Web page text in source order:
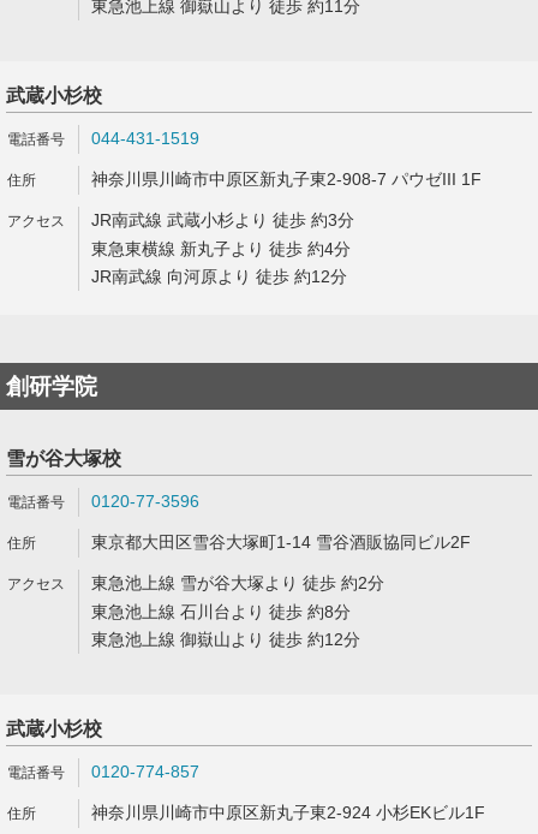
東急池上線 御嶽山より 徒歩 約11分
武蔵小杉校
044-431-1519
神奈川県川崎市中原区新丸子東2-908-7 パウゼIII 1F
JR南武線 武蔵小杉より 徒歩 約3分
東急東横線 新丸子より 徒歩 約4分
JR南武線 向河原より 徒歩 約12分
創研学院
雪が谷大塚校
0120-77-3596
東京都大田区雪谷大塚町1-14 雪谷酒販協同ビル2F
東急池上線 雪が谷大塚より 徒歩 約2分
東急池上線 石川台より 徒歩 約8分
東急池上線 御嶽山より 徒歩 約12分
武蔵小杉校
0120-774-857
神奈川県川崎市中原区新丸子東2-924 小杉EKビル1F